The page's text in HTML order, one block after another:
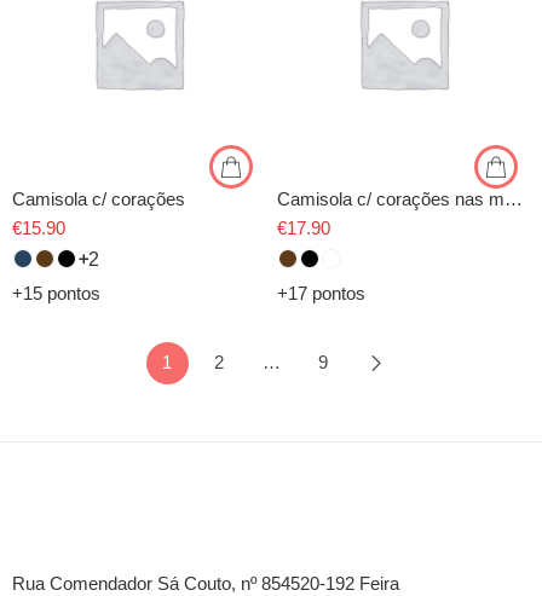
Camisola c/ corações
€15.90
2
+15 pontos
Camisola c/ corações nas mangas
€17.90
+17 pontos
1 2 … 9
Rua Comendador Sá Couto, nº 854520-192 Feira